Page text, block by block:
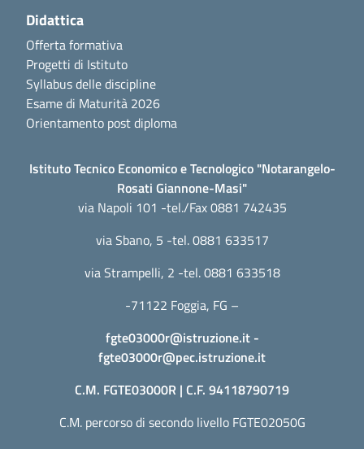
Didattica
Offerta formativa
Progetti di Istituto
Syllabus delle discipline
Esame di Maturità 2026
Orientamento post diploma
Istituto Tecnico Economico e Tecnologico "Notarangelo-
Rosati Giannone-Masi"
via Napoli 101 -tel./Fax 0881 742435
via Sbano, 5 -tel. 0881 633517
via Strampelli, 2 -tel. 0881 633518
-71122 Foggia, FG –
fgte03000r@istruzione.it-
fgte03000r@pec.istruzione.it
C.M. FGTE03000R | C.F. 94118790719
C.M. percorso di secondo livello FGTE02050G